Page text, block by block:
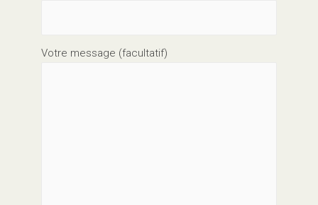
Votre message (facultatif)